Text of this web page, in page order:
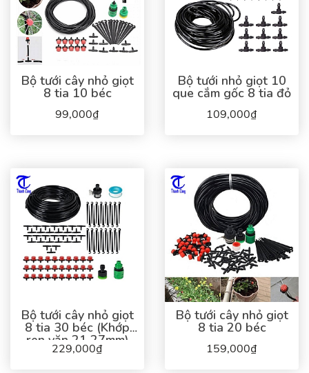
Bộ tưới cây nhỏ giọt
8 tia 10 béc
99,000₫
Bộ tưới nhỏ giọt 10
que cắm gốc 8 tia đỏ
109,000₫
Bộ tưới cây nhỏ giọt
8 tia 30 béc (Khớp
ren vặn 21 27mm)
229,000₫
Bộ tưới cây nhỏ giọt
8 tia 20 béc
159,000₫